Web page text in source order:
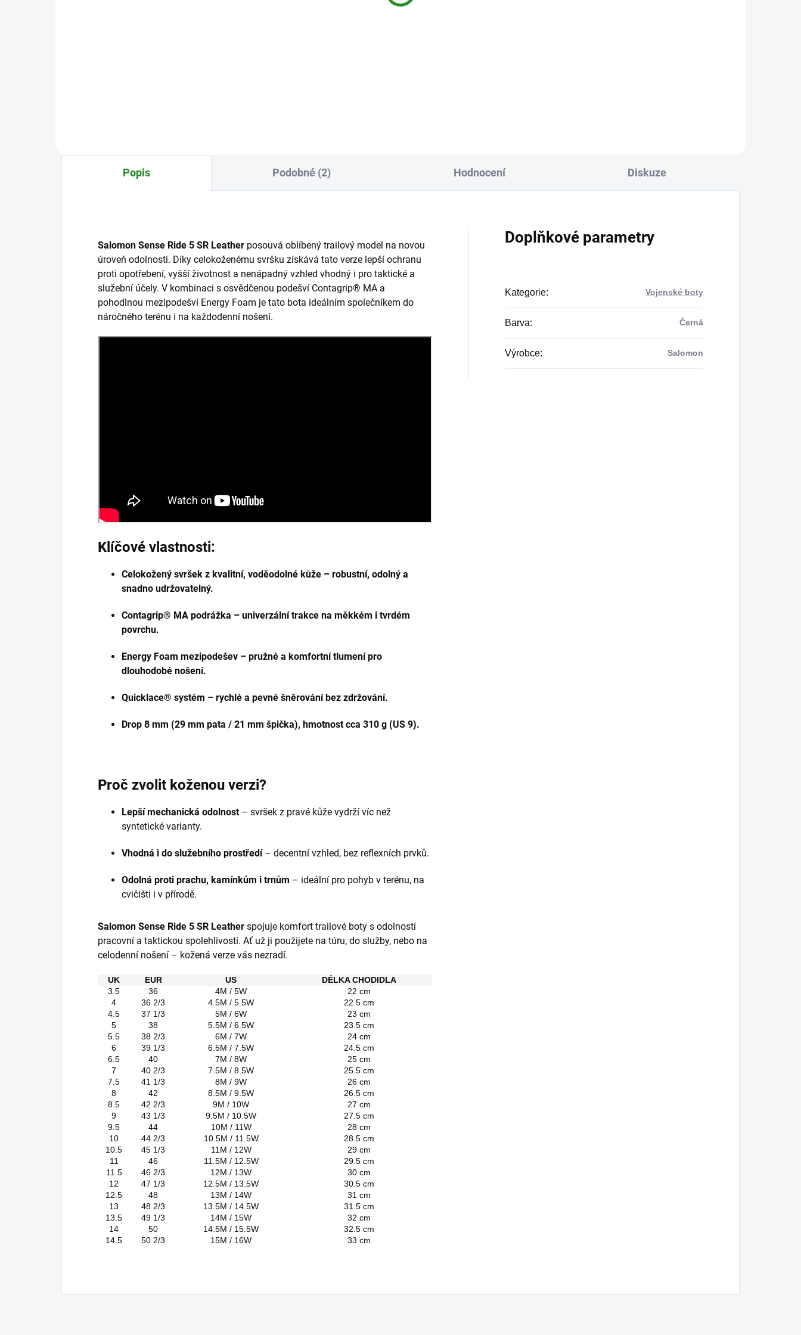
Popis Podobné (2) Hodnocení Diskuze
Salomon Sense Ride 5 SR Leather posouvá oblíbený trailový model na novou
úroveň odolnosti. Díky celokoženému svršku získává tato verze lepší ochranu
proti opotřebení, vyšší životnost a nenápadný vzhled vhodný i pro taktické a
služební účely. V kombinaci s osvědčenou podešví Contagrip® MA a
pohodlnou mezipodešví Energy Foam je tato bota ideálním společníkem do
náročného terénu i na každodenní nošení.
Klíčové vlastnosti:
Celokožený svršek z kvalitní, voděodolné kůže – robustní, odolný a
snadno udržovatelný.
Contagrip® MA podrážka – univerzální trakce na měkkém i tvrdém
povrchu.
Energy Foam mezipodešev – pružné a komfortní tlumení pro
dlouhodobé nošení.
Quicklace® systém – rychlé a pevné šněrování bez zdržování.
Drop 8 mm (29 mm pata / 21 mm špička), hmotnost cca 310 g (US 9).
Proč zvolit koženou verzi?
Lepší mechanická odolnost– svršek z pravé kůže vydrží víc než
syntetické varianty.
Vhodná i do služebního prostředí– decentní vzhled, bez reflexních prvků.
Odolná proti prachu, kamínkům i trnům – ideální pro pohyb v terénu, na
cvičišti i v přírodě.
Salomon Sense Ride 5 SR Leather spojuje komfort trailové boty s odolností
pracovní a taktickou spolehlivostí. Ať už ji použijete na túru, do služby, nebo na
celodenní nošení – kožená verze vás nezradí.
UK EUR US
DÉLKA CHODIDLA
3.5
36 4M / 5W
22 cm
4
36 2/3 4.5M / 5.5W
22.5 cm
4.5
37 1/3 5M / 6W
23 cm
5
38 5.5M / 6.5W
23.5 cm
5.5
38 2/3 6M / 7W
24 cm
6
39 1/3 6.5M / 7.5W
24.5 cm
6.5
40 7M / 8W
25 cm
7
40 2/3 7.5M / 8.5W
25.5 cm
7.5
41 1/3 8M / 9W
26 cm
8
42 8.5M / 9.5W
26.5 cm
8.5
42 2/3 9M / 10W
27 cm
9
43 1/3 9.5M / 10.5W
27.5 cm
9.5
44 10M / 11W
28 cm
10
44 2/3 10.5M / 11.5W
28.5 cm
10.5
45 1/3 11M / 12W
29 cm
11
46 11.5M / 12.5W
29.5 cm
11.5
46 2/3 12M / 13W
30 cm
12
47 1/3 12.5M / 13.5W
30.5 cm
12.5
48 13M / 14W
31 cm
13
48 2/3 13.5M / 14.5W
31.5 cm
13.5
49 1/3 14M / 15W
32 cm
14
50 14.5M / 15.5W
32.5 cm
14.5
50 2/3 15M / 16W 33 cm
Doplňkové parametry
Kategorie: Vojenské boty
Barva: Černá
Výrobce: Salomon